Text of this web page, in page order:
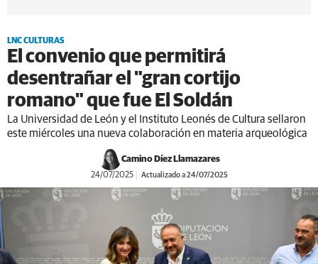
LNC CULTURAS
El convenio que permitirá
desentrañar el "gran cortijo
romano" que fue El Soldán
La Universidad de León y el Instituto Leonés de Cultura sellaron
este miércoles una nueva colaboración en materia arqueológica
Camino Díez Llamazares
24/07/2025 Actualizado a 24/07/2025